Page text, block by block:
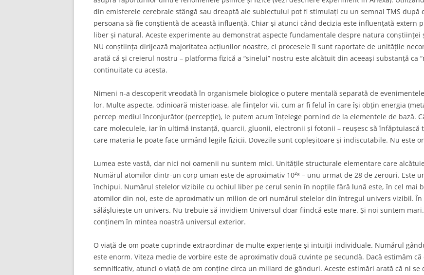
SAGEATA TIMPULUI. REALITATEA
NU E CE PARE A FI
LEGILE FIZICII SI GANDIREA LUI
DUMNEZEU. PRINCIPIUL
MATERIA INTUNECATA SI ENERGIA
INTUNECATA.
CĂLATORI ÎN JURUL SOARELUI
PREVIZIUNI PE TERMEN LUNG
CEA MAI INTUNECATA ZI DIN
ISTORIA FIZICII. PROCESUL LUI
GALILEI IN FATA INCHIZITIEI.
din emisferele cerebrale stângă sau dreaptă ale subiectului pot fi stimulați cu un semnal TMS după
persoana să fie conștientă de această influență. Chiar și atunci când decizia este influențată extern
liber și natural. Aceste experimente au demonstrat aspecte fundamentale despre natura
NU conștiința dirijează majoritatea acțiunilor noastre, ci procesele îi sunt raportate de unitățile
arată că și creierul nostru – platforma fizică a “sinelui” nostru este alcătuit din aceeași substanță ca
continuitate cu acesta.
Nimeni n-a descoperit vreodată în organismele biologice o putere mentală separată de
lor. Multe aspecte, odinioară misterioase, ale ființelor vii, cum ar fi felul în care își obțin energia
percep mediul înconjurător (percepție), le putem acum înțelege pornind de la elementele de bază.
care moleculele, iar în ultimă instanță, quarcii, gluonii, electronii și fotonii – reușesc să înfăptuiască
care materia le poate face urmând legile fizicii. Dovezile sunt copleșitoare și indiscutabile. Nu este
Lumea este vastă, dar nici noi oamenii nu suntem mici. Unitățile structurale elementare care
Numărul atomilor dintr-un corp uman este de aproximativ 10²⁸ – unu urmat de 28 de zerouri. Este
închipui. Numărul stelelor vizibile cu ochiul liber pe cerul senin în nopțile fără lună este, în cel mai
atomilor din noi, este de aproximativ un milion de ori numărul stelelor din întregul univers vizibil. În
sălășluiește un univers. Nu trebuie să invidiem Universul doar fiindcă este mare. Și noi suntem
conținem în mintea noastră universul exterior.
O viață de om poate cuprinde extraordinar de multe experiențe și intuiții individuale. Numărul
este enorm. Viteza medie de vorbire este de aproximativ două cuvinte pe secundă. Dacă estimăm
semnificativ, atunci o viață de om conține circa un miliard de gânduri. Aceste estimări arată că ni